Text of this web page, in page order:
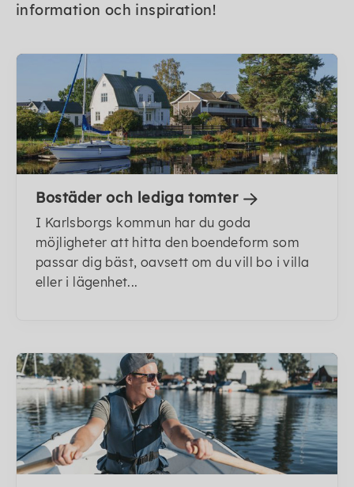
information och inspiration!
Bostäder och lediga tomter
I Karlsborgs kommun har du goda
möjligheter att hitta den boendeform som
passar dig bäst, oavsett om du vill bo i villa
eller i lägenhet...